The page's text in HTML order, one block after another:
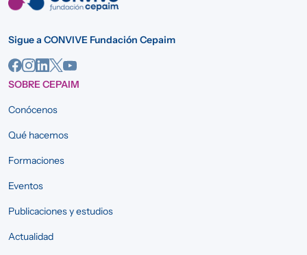
Sigue a CONVIVE Fundación Cepaim
SOBRE CEPAIM
Conócenos
Qué hacemos
Formaciones
Eventos
Publicaciones y estudios
Actualidad